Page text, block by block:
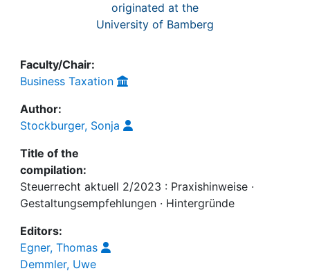
originated at the
University of Bamberg
Faculty/Chair:
Business Taxation
Author:
Stockburger, Sonja
Title of the
compilation:
Steuerrecht aktuell 2/2023 : Praxishinweise ·
Gestaltungsempfehlungen · Hintergründe
Editors:
Egner, Thomas
Demmler, Uwe